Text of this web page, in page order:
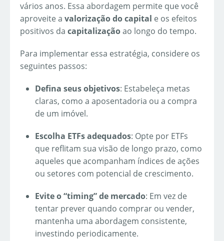
vários anos. Essa abordagem permite que você
aproveite a valorização do capital e os efeitos
positivos da capitalizaçãoao longo do tempo.
Para implementar essa estratégia, considere os
seguintes passos:
Defina seus objetivos: Estabeleça metas
claras, como a aposentadoria ou a compra
de um imóvel.
Escolha ETFs adequados: Opte por ETFs
que reflitam sua visão de longo prazo, como
aqueles que acompanham índices de ações
ou setores com potencial de crescimento.
Evite o “timing” de mercado: Em vez de
tentar prever quando comprar ou vender,
mantenha uma abordagem consistente,
investindo periodicamente.